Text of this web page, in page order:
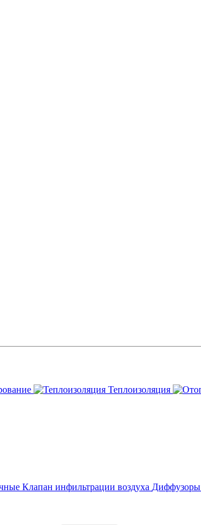
Теплоизоляция
Клапан инфильтрации воздуха Диффузоры